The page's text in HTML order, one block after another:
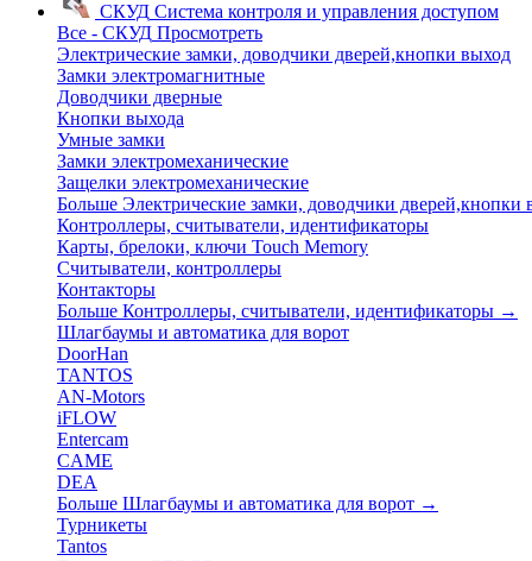
СКУД Система контроля и управления доступом
Все - СКУД Просмотреть
Электрические замки, доводчики дверей,кнопки выход
Замки электромагнитные
Доводчики дверные
Кнопки выхода
Умные замки
Замки электромеханические
Защелки электромеханические
Больше Электрические замки, доводчики дверей,кнопки
Контроллеры, считыватели, идентификаторы
Карты, брелоки, ключи Touch Memory
Считыватели, контроллеры
Контакторы
Больше Контроллеры, считыватели, идентификаторы →
Шлагбаумы и автоматика для ворот
DoorHan
TANTOS
AN-Motors
iFLOW
Entercam
CAME
DEA
Больше Шлагбаумы и автоматика для ворот →
Турникеты
Tantos